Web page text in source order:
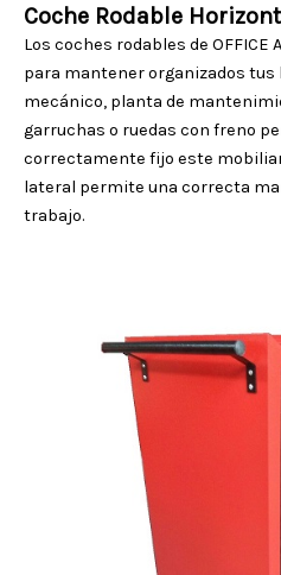
Coche Rodable
Los coches rodables de OFFICE
para mantener organizados
mecánico, planta de
garruchas o ruedas con freno
correctamente fijo este
lateral permite una correcta
trabajo.